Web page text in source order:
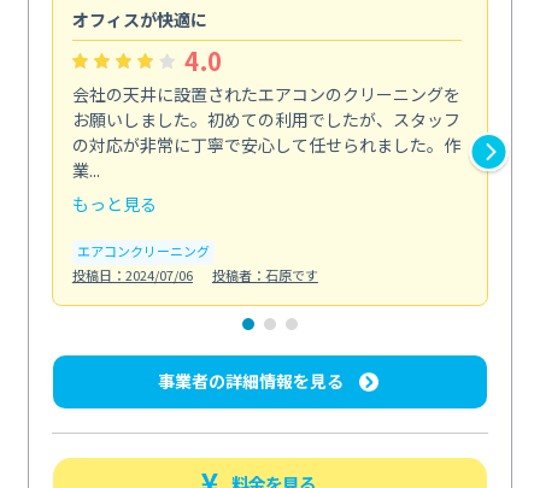
オフィスが快適に
4.0
会社の天井に設置されたエアコンのクリーニングを
お願いしました。初めての利用でしたが、スタッフ
の対応が非常に丁寧で安心して任せられました。作
業...
もっと見る
エアコンクリーニング
投稿日：2024/07/06
投稿者：石原です
事業者の詳細情報を見る